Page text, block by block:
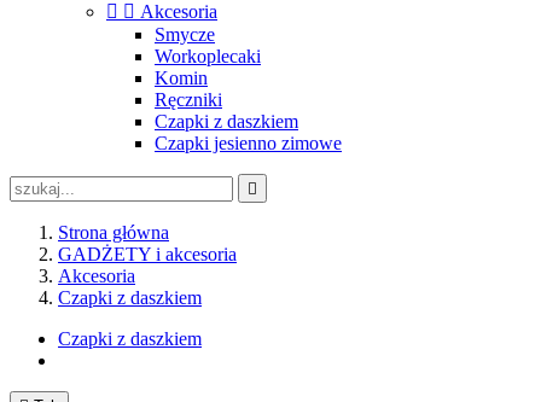
  Akcesoria
Smycze
Workoplecaki
Komin
Ręczniki
Czapki z daszkiem
Czapki jesienno zimowe

Strona główna
GADŻETY i akcesoria
Akcesoria
Czapki z daszkiem
Czapki z daszkiem